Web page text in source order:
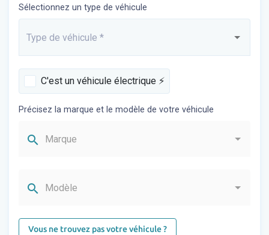
Sélectionnez un type de véhicule
Saisissez...
Type de véhicule *
C'est un véhicule électrique ⚡️
Précisez la marque et le modèle de votre véhicule
search Marque
search Modèle
Vous ne trouvez pas votre véhicule ?